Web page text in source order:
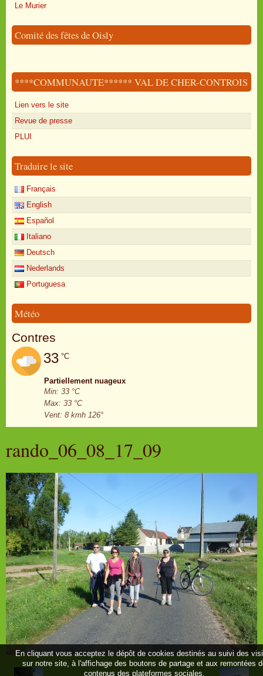
Le Murier
Comité des fêtes de Oisly
****COMMUNAUTE****** VAL DE CHER-CONTROIS
Lien vers le site
Revue de presse
PLUI
Traduire le site
Français
English
Español
Italiano
Deutsch
Nederlands
Portuguesa
Météo
Contres
33 °C
Partiellement nuageux
Min: 33 °C
Max: 33 °C
Vent: 8 kmh 126°
rando_06_08_17_09
En cliquant vous acceptez le dépôt de cookies destinés au suivi des
sur notre site, à l'affichage des boutons de partage et aux remontées
contenus des plateformes sociales.